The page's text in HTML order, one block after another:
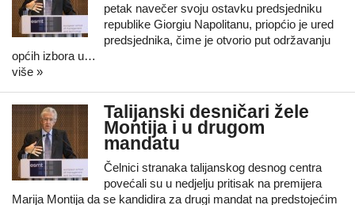
petak navečer svoju ostavku predsjedniku
republike Giorgiu Napolitanu, priopćio je ured
predsjednika, čime je otvorio put održavanju
općih izbora u…
više »
Talijanski desničari žele
Montija i u drugom
mandatu
Čelnici stranaka talijanskog desnog centra
povećali su u nedjelju pritisak na premijera
Marija Montija da se kandidira za drugi mandat na predstojećim